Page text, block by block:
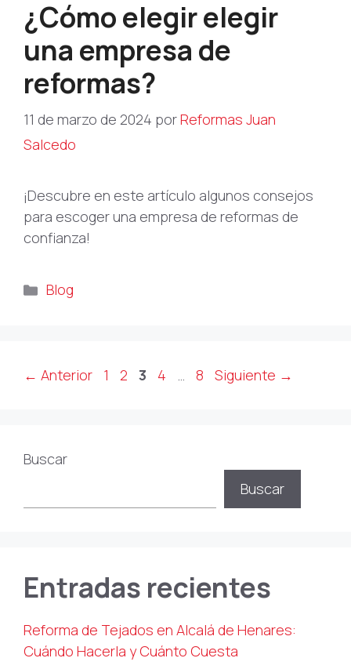
¿Cómo elegir elegir
una empresa de
reformas?
11 de marzo de 2024 porReformas Juan
Salcedo
¡Descubre en este artículo algunos consejos
para escoger una empresa de reformas de
confianza!
Categorías
Blog
← Anterior Página
1 Página
2 Página
3 Página
4 … Página
8 Siguiente →
Buscar
Buscar
Entradas recientes
Reforma de Tejados en Alcalá de Henares:
Cuándo Hacerla y Cuánto Cuesta